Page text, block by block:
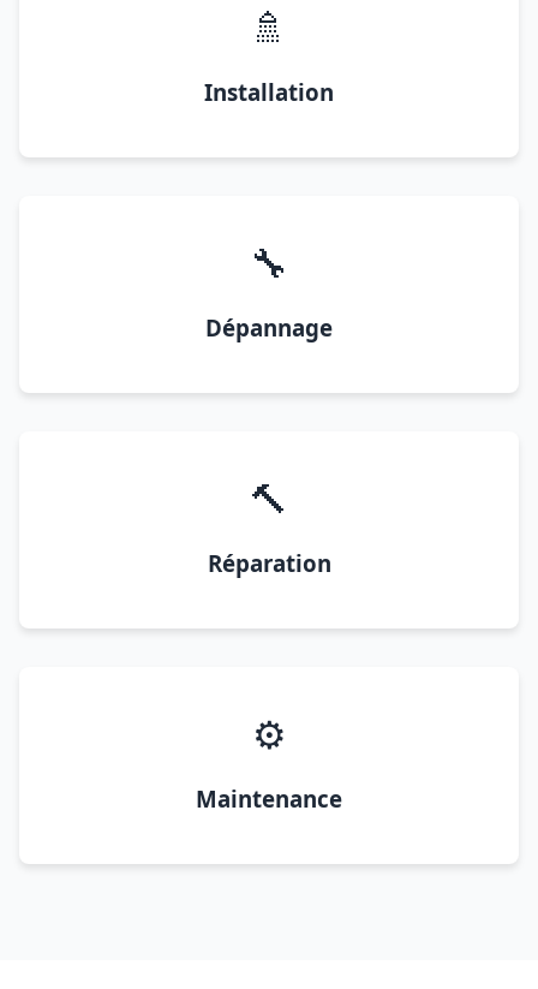
🚿
Installation
🔧
Dépannage
🔨
Réparation
⚙️
Maintenance